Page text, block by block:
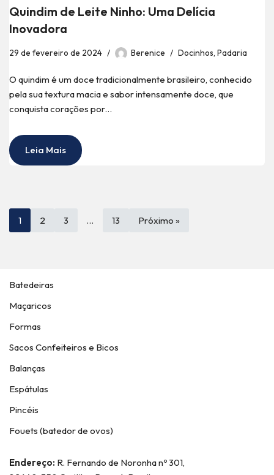
Quindim de Leite Ninho: Uma Delícia
Inovadora
29 de fevereiro de 2024 Berenice Docinhos, Padaria
O quindim é um doce tradicionalmente brasileiro, conhecido
pela sua textura macia e sabor intensamente doce, que
conquista corações por…
Leia Mais
1 2 3 … 13 Próximo »
Batedeiras
Maçaricos
Formas
Sacos Confeiteiros e Bicos
Balanças
Espátulas
Pincéis
Fouets (batedor de ovos)
Endereço: R. Fernando de Noronha nº 301,